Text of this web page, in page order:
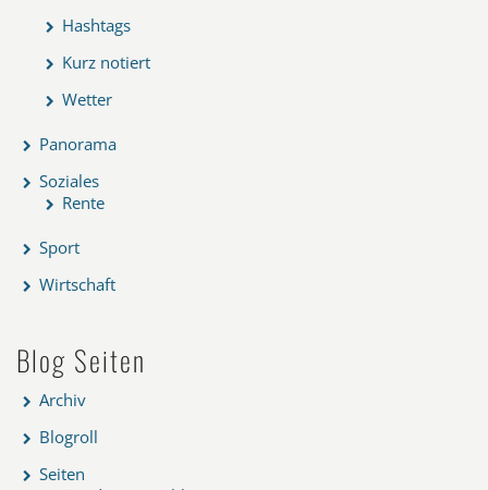
Hashtags
Kurz notiert
Wetter
Panorama
Soziales
Rente
Sport
Wirtschaft
Blog Seiten
Archiv
Blogroll
Seiten